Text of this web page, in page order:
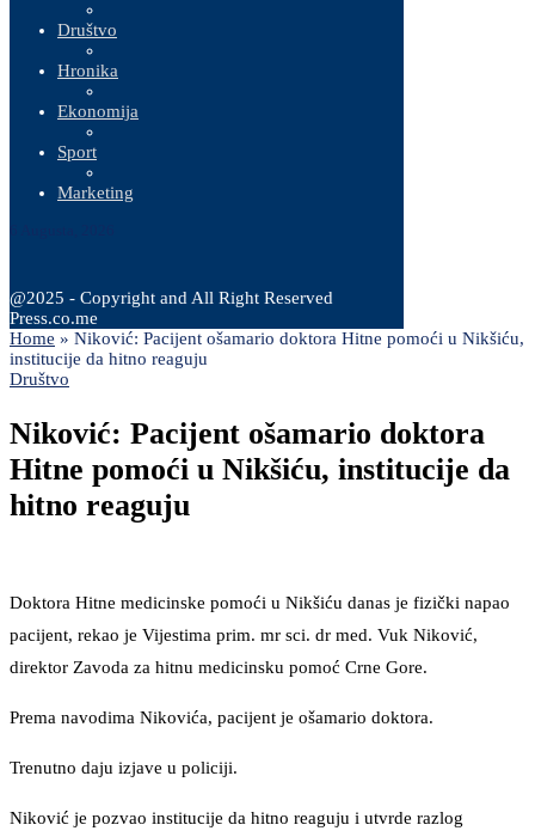
Društvo
Hronika
Ekonomija
Sport
Marketing
@2025 - Copyright and All Right Reserved
Press.co.me
Home » Niković: Pacijent ošamario doktora Hitne pomoći u Nikšiću,
institucije da hitno reaguju
Društvo
Niković: Pacijent ošamario doktora
Hitne pomoći u Nikšiću, institucije da
hitno reaguju
Doktora Hitne medicinske pomoći u Nikšiću danas je fizički napao
pacijent, rekao je Vijestima prim. mr sci. dr med. Vuk Niković,
direktor Zavoda za hitnu medicinsku pomoć Crne Gore.
Prema navodima Nikovića, pacijent je ošamario doktora.
Trenutno daju izjave u policiji.
Niković je pozvao institucije da hitno reaguju i utvrde razlog